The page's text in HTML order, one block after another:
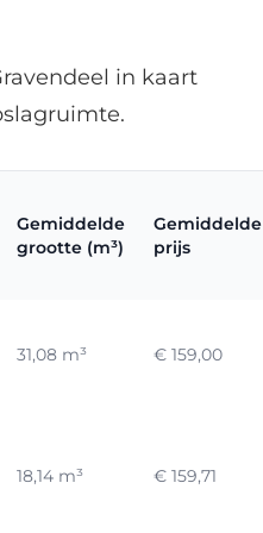
in kaart
Gemiddelde
grootte (m³)
Gemiddelde
prijs
31,08 m³ € 159,00
18,14 m³ € 159,71